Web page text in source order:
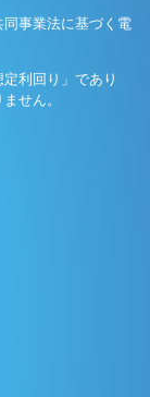
事業法に基づく電
利回り」であり
せん。